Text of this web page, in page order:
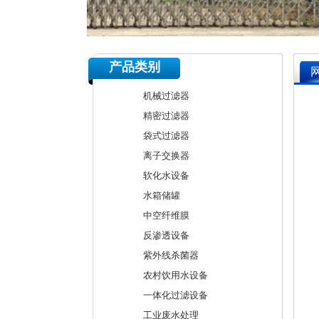
产品类别
机械过滤器
精密过滤器
袋式过滤器
离子交换器
软化水设备
水箱储罐
中空纤维膜
反渗透设备
紫外线杀菌器
农村饮用水设备
一体化过滤设备
工业废水处理